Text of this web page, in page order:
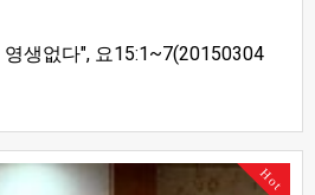
생없다", 요15:1~7(20150304
Hot